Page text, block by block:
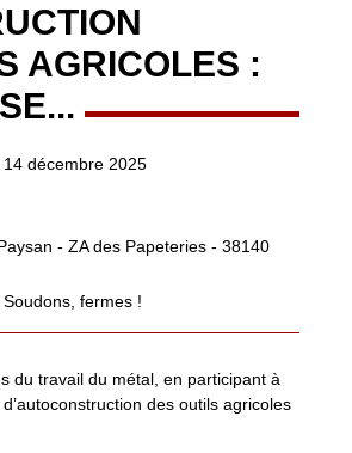
AGRICOLES :
décembre 2025
- ZA des Papeteries - 38140
Soudons, fermes !
du travail du métal, en participant à
des outils agricoles